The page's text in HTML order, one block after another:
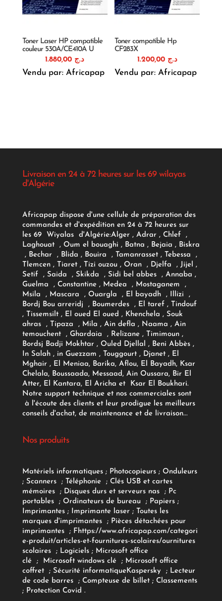
Toner Laser HP compatible
couleur 530A/CE410A U
د.ج
Vendu par: Africapap
Toner compatible Hp
CF283X
د.ج 1.200,00
Vendu par: Africapap
Livraison en 24 à 72 heures sur les 69 wilayas
d'Algérie
Africapap dispose d'une cellule de préparation des
commandes et d'expédition en 24 à 72 heures sur
les 69 Wiyalas d'Algérie:Alger , Adrar, Chlef ,
Laghouat , Oum el bouaghi , Batna , Bejaia , Biskra
, Bechar , Blida , Bouira , Tamanrasset , Tebessa ,
Tlemcen , Tiaret , Tizi ouzou , Oran , Djelfa , Jijel ,
Setif , Saida , Skikda , Sidi bel abbes , Annaba ,
Guelma , Constantine , Medea , Mostaganem ,
Msila , Mascara , Ouargla , El bayadh , Illizi ,
Bordj Bou arreridj , Boumerdes , El taref , Tindouf
, Tissemsilt , El oued El oued , Khenchela , Souk
ahras , Tipaza , Mila , Ain defla , Naama , Ain
temouchent , Ghardaia , Relizane , Timimoun ,
Bordsj Badji Mokhtar , Ouled Djellal , Beni Abbès ,
In Salah , in Guezzam , Touggourt , Djanet , El
Mghair , El Meniaa, Barika, Aflou, El Bayadh, Ksar
Chelala, Boussaada, Messaad, Ain Oussara, Bir El
Atter, El Kantara, El Aricha et Ksar El Boukhari.
Notre support technique et nos commerciales sont
à l'écoute des clients et leur prodigue les meilleurs
conseils d'achat, de maintenance et de livraison...
Nos produits
Matériels informatiques; Photocopieurs; Onduleurs
; Scanners ; Téléphonie ; Clés USB et cartes
mémoires
; Disques durs et serveurs nas ; Pc
portables
; Ordinateurs de bureau ; Papiers;
Imprimantes;Imprimante laser; Toutes les
marques d'imprimantes
; Pièces détachées pour
imprimantes
; Fhttps://www.africapap.com/categori
e-produit/articles-et-fournitures-scolaires/ournitures
scolaires; Logiciels ; Microsoft office
clé
; Microsoft windows clé; Microsoft office
coffret ; Sécurité informatiqueKaspersky ; Lecteur
de code barres
; Compteuse de billet; Classements
; Protection Covid .